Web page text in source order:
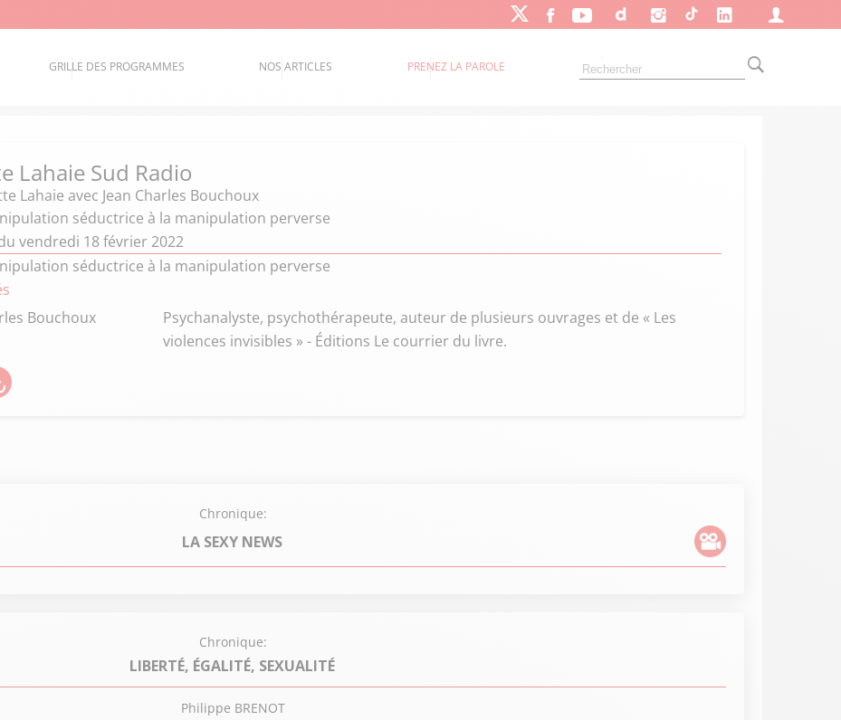
GRILLE DES PROGRAMMES NOS ARTICLES PRENEZ LA PAROLE
Lahaie Sud Radio
Lahaie avec Jean Charles Bouchoux
séductrice à la manipulation perverse
vendredi 18 février 2022
séductrice à la manipulation perverse
Bouchoux
Psychanalyste, psychothérapeute, auteur de plusieurs ouvrages et de « Les
violences invisibles » - Éditions Le courrier du livre.
Chronique:
LA SEXY NEWS
Chronique:
LIBERTÉ, ÉGALITÉ, SEXUALITÉ
Philippe BRENOT